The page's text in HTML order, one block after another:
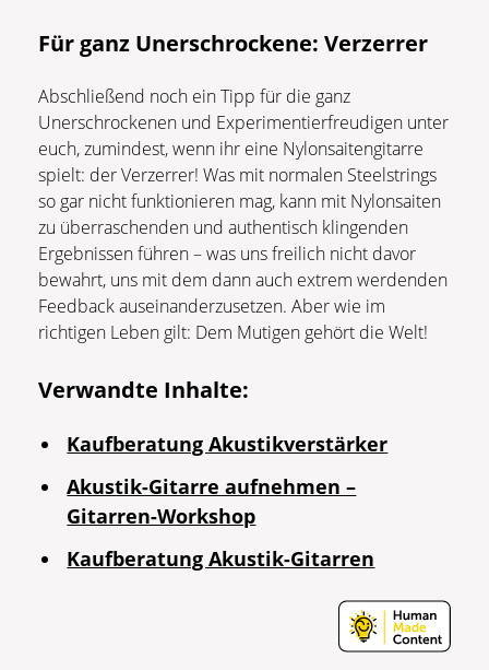
Für ganz Unerschrockene: Verzerrer
Abschließend noch ein Tipp für die ganz
Unerschrockenen und Experimentierfreudigen unter
euch, zumindest, wenn ihr eine Nylonsaitengitarre
spielt: der Verzerrer! Was mit normalen Steelstrings
so gar nicht funktionieren mag, kann mit Nylonsaiten
zu überraschenden und authentisch klingenden
Ergebnissen führen – was uns freilich nicht davor
bewahrt, uns mit dem dann auch extrem werdenden
Feedback auseinanderzusetzen. Aber wie im
richtigen Leben gilt: Dem Mutigen gehört die Welt!
Verwandte Inhalte:
Kaufberatung Akustikverstärker
Akustik-Gitarre aufnehmen –
Gitarren-Workshop
Kaufberatung Akustik-Gitarren